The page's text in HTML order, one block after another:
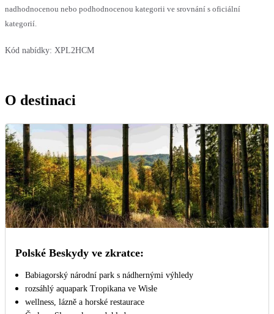
nadhodnocenou nebo podhodnocenou kategorii ve srovnání s oficiální
kategorií.
Kód nabídky: XPL2HCM
O destinaci
Polské Beskydy ve zkratce:
Babiagorský národní park s nádhernými výhledy
rozsáhlý aquapark Tropikana ve Wisłe
wellness, lázně a horské restaurace